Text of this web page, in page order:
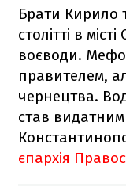
Брати Кирило
столітті в
воєводи.
правителем,
чернецтва.
став видатним
єпархія